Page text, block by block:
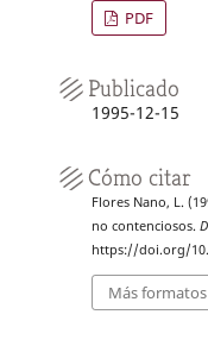
PDF
Publicado
1995-12-15
Cómo citar
Flores Nano, L.
no contenciosos.
https://doi.org/
Más